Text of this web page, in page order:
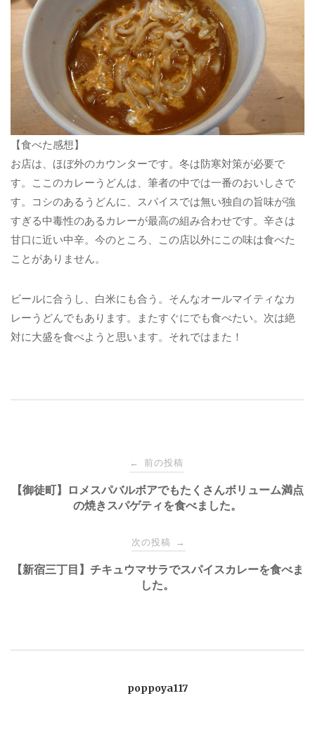
【食べた感想】
お店は、ほぼ外のカウンターです。冬は防寒対策が必要で
す。ここのカレーうどんは、筆者の中では一番のおいしさで
す。コシのあるうどんに、スパイスでは無い独自の旨味が強
すぎる中毒性のあるカレーが最高の組み合わせです。辛さは
甘口に近い中辛。今のところ、この店以外にこの味は食べた
ことがありません。
ビールに合うし、白米にも合う。そんなオールマイティなカ
レーうどんでもあります。またすぐにでも食べたい。次は絶
対に大盛を食べようと思います。それではまた！
稿
ビ
← 前の投稿
【御徒町】ロメスパバルボアでもたくさんボリューム満点
の焼きスパゲティを食べました。
次の投稿 →
【新宿三丁目】チキュウマサラでスパイスカレーを食べま
した。
poppoya117